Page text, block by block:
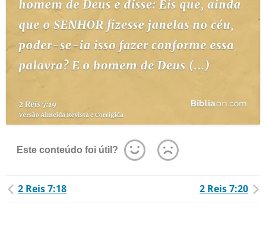
Este conteúdo foi útil?
2 Reis 7:18 2 Reis 7:20